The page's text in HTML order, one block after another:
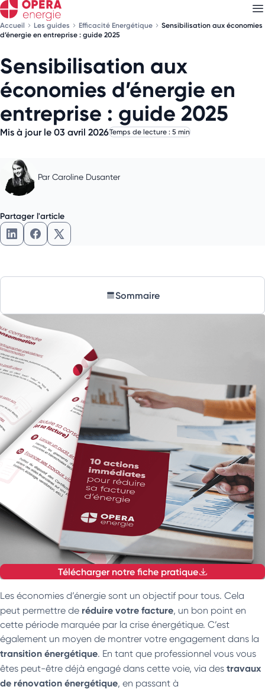
Accueil Les guides Efficacité Energétique
Sensibilisation aux économies
d’énergie en entreprise : guide 2025
Sensibilisation aux
économies d’énergie en
entreprise : guide 2025
Mis à jour le 03 avril 2026Temps de lecture : 5 min
Par Caroline Dusanter
Partager l'article
Partager l'article sur LinkedIn
Partager l'article sur Facebook
Partager l'article sur X
Sommaire
Télécharger notre fiche pratique
Les économies d’énergie sont un objectif pour tous. Cela
peut permettre de réduire votre facture, un bon point en
cette période marquée par la crise énergétique. C’est
également un moyen de montrer votre engagement dans la
transition énergétique. En tant que professionnel vous vous
êtes peut-être déjà engagé dans cette voie, via des travaux
de rénovation énergétique, en passant à
Découvrez nosnewsletters
Choisissez les newsletters qui vous intéressent